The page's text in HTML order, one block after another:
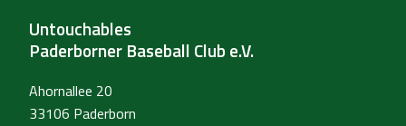
Untouchables
Paderborner Baseball Club e.V.
Ahornallee 20
33106 Paderborn